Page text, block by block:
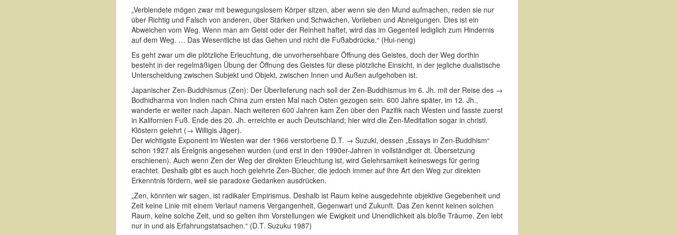
„Verblendete mögen zwar mit bewegungslosem Körper sitzen, aber wenn sie den Mund aufmachen, reden sie nur
über Richtig und Falsch von anderen, über Stärken und Schwächen, Vorlieben und Abneigungen. Dies ist ein
Abweichen vom Weg. Wenn man am Geist oder der Reinheit haftet, wird das im Gegenteil lediglich zum Hindernis
auf dem Weg. … Das Wesentliche ist das Gehen und nicht die Fußabdrücke.“ (Hui-neng)
Es geht zwar um die plötzliche Erleuchtung, die unvorhersehbare Öffnung des Geistes, doch der Weg dorthin
besteht in der regelmäßigen Übung der Öffnung des Geistes für diese plötzliche Einsicht, in der jegliche dualistische
Unterscheidung zwischen Subjekt und Objekt, zwischen Innen und Außen aufgehoben ist.
Japanischer Zen-Buddhismus (Zen): Der Überlieferung nach soll der Zen-Buddhismus im 6. Jh. mit der Reise des →
Bodhidharma von Indien nach China zum ersten Mal nach Osten gezogen sein. 600 Jahre später, im 12. Jh.,
wanderte er weiter nach Japan. Nach weiteren 600 Jahren kam Zen über den Pazifik nach Westen und fasste zuerst
in Kalifornien Fuß. Ende des 20. Jh. erreichte er auch Deutschland; hier wird die Zen-Meditation sogar in christl.
Klöstern gelehrt (→ Willigis Jäger).
Der wichtigste Exponent im Westen war der 1966 verstorbene D.T. → Suzuki, dessen „Essays in Zen-Buddhism“
schon 1927 als Ereignis angesehen wurden (und erst in den 1990er-Jahren in vollständiger dt. Übersetzung
erschienen). Auch wenn Zen der Weg der direkten Erleuchtung ist, wird Gelehrsamkeit keineswegs für gering
erachtet. Deshalb gibt es auch hoch gelehrte Zen-Bücher, die jedoch immer auf ihre Art den Weg zur direkten
Erkenntnis fördern, weil sie paradoxe Gedanken ausdrücken.
„Zen, könnten wir sagen, ist radikaler Empirismus. Deshalb ist Raum keine ausgedehnte objektive Gegebenheit und
Zeit keine Linie mit einem Verlauf namens Vergangenheit, Gegenwart und Zukunft. Das Zen kennt keinen solchen
Raum, keine solche Zeit, und so gelten ihm Vorstellungen wie Ewigkeit und Unendlichkeit als bloße Träume. Zen lebt
nur in und als Erfahrungstatsachen.“ (D.T. Suzuku 1987)